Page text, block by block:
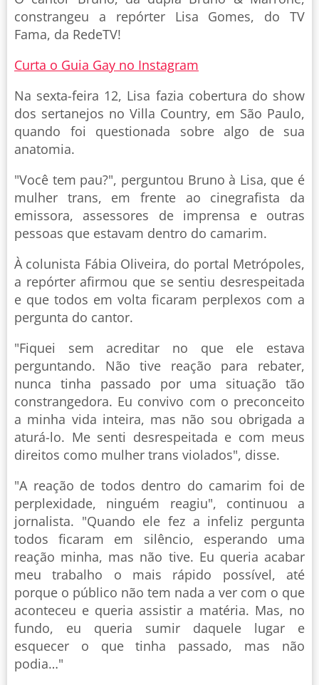
constrangeu a repórter Lisa Gomes, do TV
Fama, da RedeTV!
Curta o Guia Gay no Instagram
Na sexta-feira 12, Lisa fazia cobertura do show
dos sertanejos no Villa Country, em São Paulo,
quando foi questionada sobre algo de sua
anatomia.
"Você tem pau?", perguntou Bruno à Lisa, que é
mulher trans, em frente ao cinegrafista da
emissora, assessores de imprensa e outras
pessoas que estavam dentro do camarim.
À colunista Fábia Oliveira, do portal Metrópoles,
a repórter afirmou que se sentiu desrespeitada
e que todos em volta ficaram perplexos com a
pergunta do cantor.
"Fiquei sem acreditar no que ele estava
perguntando. Não tive reação para rebater,
nunca tinha passado por uma situação tão
constrangedora. Eu convivo com o preconceito
a minha vida inteira, mas não sou obrigada a
aturá-lo. Me senti desrespeitada e com meus
direitos como mulher trans violados", disse.
"A reação de todos dentro do camarim foi de
perplexidade, ninguém reagiu", continuou a
jornalista. "Quando ele fez a infeliz pergunta
todos ficaram em silêncio, esperando uma
reação minha, mas não tive. Eu queria acabar
meu trabalho o mais rápido possível, até
porque o público não tem nada a ver com o que
aconteceu e queria assistir a matéria. Mas, no
fundo, eu queria sumir daquele lugar e
esquecer o que tinha passado, mas não
podia…"